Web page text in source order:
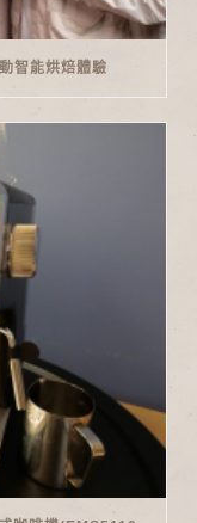
智能烘焙體驗